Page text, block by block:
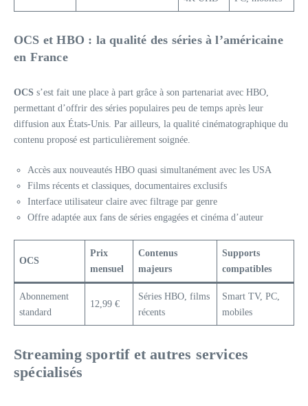
OCS et HBO : la qualité des séries à l’américaine
en France
OCS s’est fait une place à part grâce à son partenariat avec HBO,
permettant d’offrir des séries populaires peu de temps après leur
diffusion aux États-Unis. Par ailleurs, la qualité cinématographique du
contenu proposé est particulièrement soignée.
Accès aux nouveautés HBO quasi simultanément avec les USA
Films récents et classiques, documentaires exclusifs
Interface utilisateur claire avec filtrage par genre
Offre adaptée aux fans de séries engagées et cinéma d’auteur
OCS
Prix
mensuel
Contenus
majeurs
Supports
compatibles
Abonnement
standard
12,99 €
Séries HBO, films
récents
Smart TV, PC,
mobiles
Streaming sportif et autres services
spécialisés